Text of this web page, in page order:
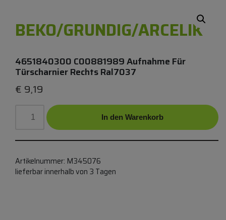
BEKO/GRUNDIG/ARCELIK
4651840300 C00881989 Aufnahme Für
Türscharnier Rechts Ral7037
€ 9,19
In den Warenkorb
Artikelnummer: M345076
lieferbar innerhalb von 3 Tagen